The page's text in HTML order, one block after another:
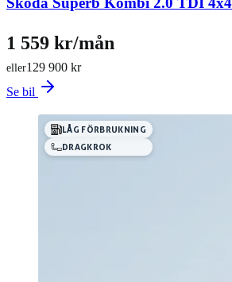
129 900 kr
eller
1 559 kr/mån
Se bil
LÅG FÖRBRUKNING
DRAGKROK